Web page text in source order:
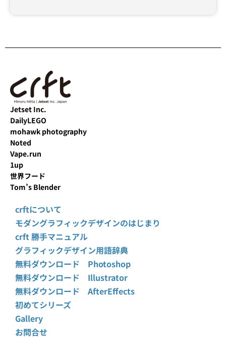
Jetset Inc.
DailyLEGO
mohawk photography
Noted
Vape.run
1up
世界フード
Tom’s Blender
crftについて
モダングラフィックデザインのはじまり
crft 勝手マニュアル
グラフィックデザイン用語辞典
無料ダウンロード Photoshop
無料ダウンロード Illustrator
無料ダウンロード AfterEffects
初めてシリーズ
Gallery
お問合せ